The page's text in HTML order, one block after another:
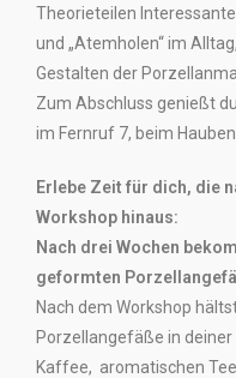
Theorieteilen
und „Atemholen“ im
Gestalten der
Zum Abschluss genießt
im Fernruf 7, beim
Erlebe Zeit für dich, die
Workshop hinaus:
Nach drei Wochen
geformten
Nach dem Workshop
Porzellangefäße in
Kaffee, aromatischen